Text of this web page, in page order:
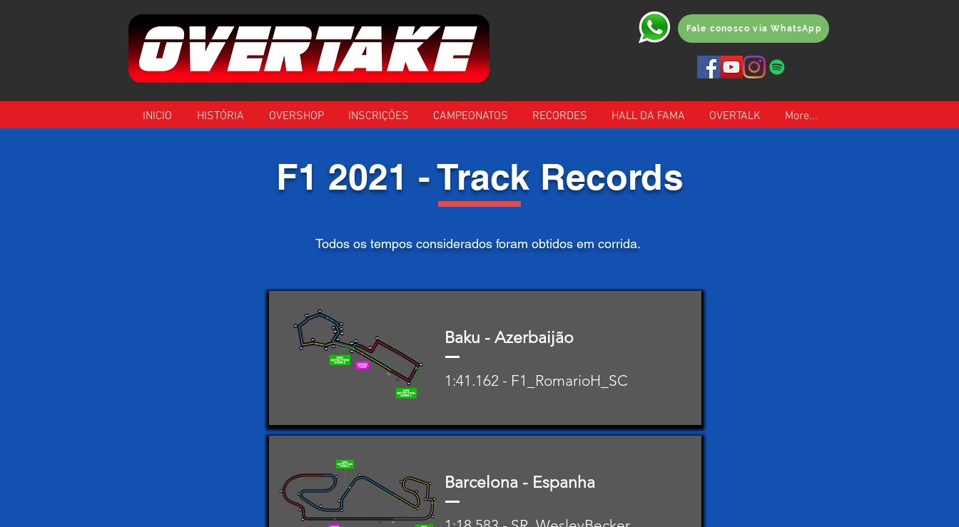
Fale conosco via WhatsApp
INICIO HISTÓRIA OVERSHOP INSCRIÇÕES CAMPEONATOS RECORDES HALL DA FAMA OVERTALK More...
F1 2021 - Track Records
Todos os tempos considerados foram obtidos em corrida.
Baku - Azerbaijão
1:41.162 - F1_RomarioH_SC
Barcelona - Espanha